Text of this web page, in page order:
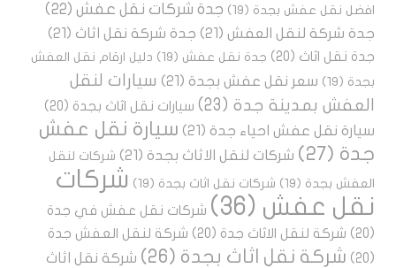
افضل نقل عفش بجدة (19) جدة شركات نقل عفش (22)
جدة شركة لنقل العفش (21) جدة شركة نقل اثاث (21)
جدة نقل اثاث (20) جدة نقل عفش (19)
دليل ارقام نقل العفش
بجدة (19) سعر نقل عفش بجدة (21)
سيارات لنقل
العفش بمدينة جدة (23) سيارات نقل اثاث بجدة (20)
سيارة نقل عفش احياء جدة (21)
سيارة نقل عفش
جدة (27) شركات لنقل الاثاث بجدة (21) شركات لنقل
العفش بجدة (19) شركات نقل اثاث بجدة (19)
شركات
نقل عفش (36)
شركات نقل عفش في جدة
(20)
شركة لنقل الاثاث جدة (20)
شركة لنقل العفش جدة
(20)
شركة نقل اثاث بجدة (26)
شركة نقل اثاث